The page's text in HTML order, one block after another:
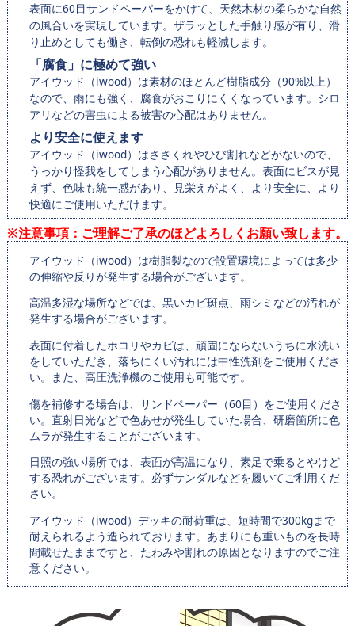
表面に60目サンドペーパーをかけて、天然木材の柔らかな自然
の風合いを実現しています。ザラッとした手触り感が有り、滑
り止めとしても働き、転倒の恐れも軽減します。
「腐食」に極めて強い
アイウッド（iwood）は素材のほとんど樹脂成分（90%以上）
なので、雨にも強く、腐食がおこりにくくなっています。シロ
アリなどの害虫による被害の心配はありません。
より安全に使えます
アイウッド（iwood）はささくれやひび割れなどがないので、
うっかり怪我をしてしまう心配がありません。表面にビスが見
えず、色味も統一感があり、見栄えがよく、より安全に、より
快適にご使用いただけます。
※注意事項：ご理解ご了承のほどよろしくお願い致します。
アイウッド（iwood）は樹脂製なので設置環境によっては多少
の伸縮や反りが発生する場合がございます。
高温多湿な場所などでは、黒いカビ斑点、雨シミなどの汚れが
発生する場合がございます。
表面に付着したホコリやカビは、頑固にならないうちに水洗い
をしていただき、落ちにくい汚れには中性洗剤をご使用くださ
い。また、高圧洗浄機のご使用も可能です。
傷を補修する場合は、サンドペーパー（60目）をご使用くださ
い。直射日光などで色あせが発生していた場合、研磨箇所に色
ムラが発生することがございます。
日照の強い場所では、表面が高温になり、素足で乗るとやけど
する恐れがございます。必ずサンダルなどを履いてご利用くだ
さい。
アイウッド（iwood）デッキの耐荷重は、短時間で300kgまで
耐えられるよう造られております。あまりにも重いものを長時
間載せたままですと、たわみや割れの原因となりますのでご注
意ください。